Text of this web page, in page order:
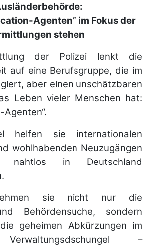
Agenten” im Fokus der
stehen
der Polizei lenkt die
auf eine Berufsgruppe, die im
aber einen unschätzbaren
Leben vieler Menschen hat:
Agenten“.
helfen sie internationalen
wohlhabenden Neuzugängen
nahtlos in Deutschland
sie nicht nur die
Behördensuche, sondern
geheimen Abkürzungen im
–